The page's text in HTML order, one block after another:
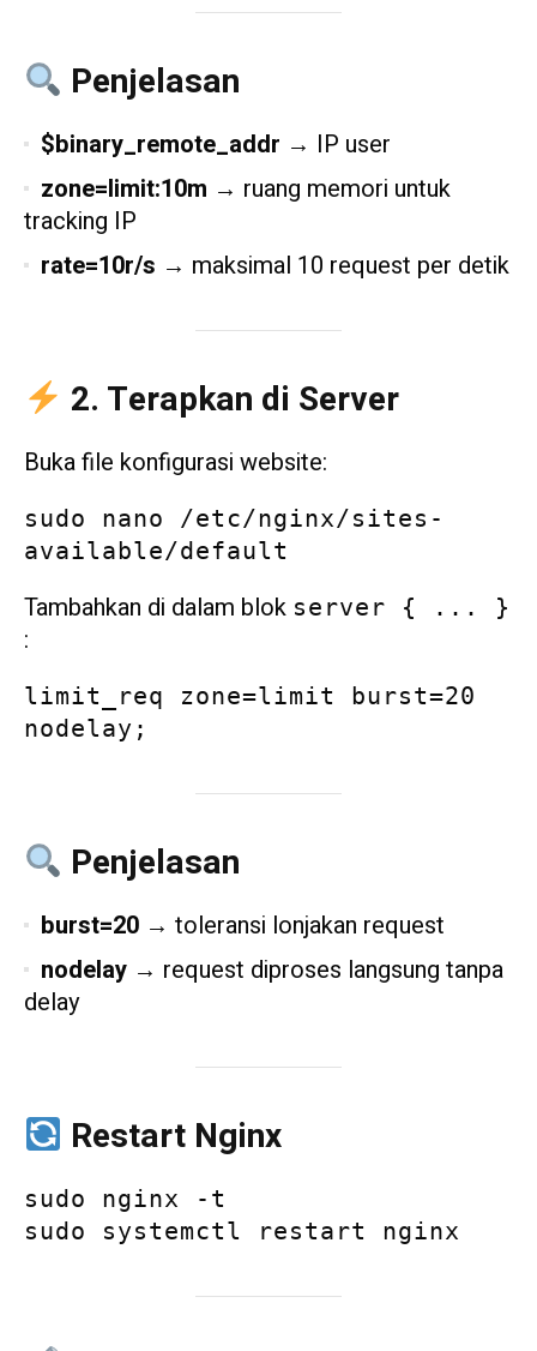
Penjelasan
$binary_remote_addr → IP user
zone=limit:10m → ruang memori untuk
tracking IP
rate=10r/s → maksimal 10 request per detik
2. Terapkan di Server
Buka file konfigurasi website:
sudo nano /etc/nginx/sites-
available/default
Tambahkan di dalam blok server { ... }
:
limit_req zone=limit burst=20
nodelay;
Penjelasan
burst=20 → toleransi lonjakan request
nodelay → request diproses langsung tanpa
delay
Restart Nginx
sudo nginx -t
sudo systemctl restart nginx